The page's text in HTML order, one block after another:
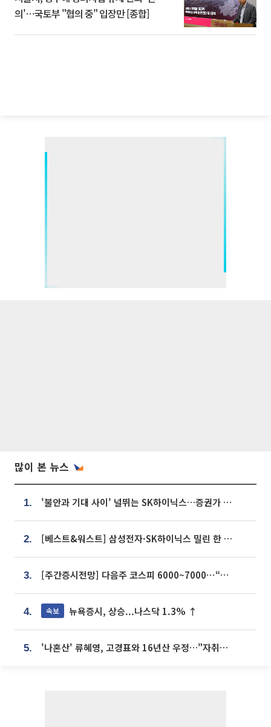
의'⋯국토부 "협의 중" 입장만 [종합]
많이 본 뉴스
1. '불안과 기대 사이' 널뛰는 SK하이닉스…증권가 "HBM4·LTA 기반 펀터멘털 견고"
2. [베스트&워스트] 삼성전자·SK하이닉스 밀린 한 주…상상인증권은 85% 급등
3. [주간증시전망] 다음주 코스피 6000~7000⋯“外人 수급은 정책이 변수”
4. 속보 뉴욕증시, 상승...나스닥 1.3% ↑
5. '나혼산' 류혜영, 고경표와 16년산 우정…"자취방서 부모님과 마주쳐"